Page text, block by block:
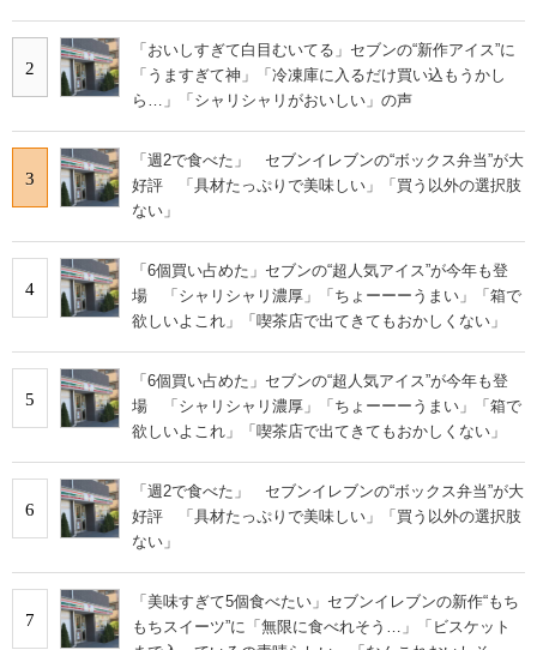
2
「おいしすぎて白目むいてる」セブンの“新作アイス”に
「うますぎて神」「冷凍庫に入るだけ買い込もうかし
ら…」「シャリシャリがおいしい」の声
3
「週2で食べた」 セブンイレブンの“ボックス弁当”が大
好評 「具材たっぷりで美味しい」「買う以外の選択肢
ない」
4
「6個買い占めた」セブンの“超人気アイス”が今年も登
場 「シャリシャリ濃厚」「ちょーーーうまい」「箱で
欲しいよこれ」「喫茶店で出てきてもおかしくない」
5
「6個買い占めた」セブンの“超人気アイス”が今年も登
場 「シャリシャリ濃厚」「ちょーーーうまい」「箱で
欲しいよこれ」「喫茶店で出てきてもおかしくない」
6
「週2で食べた」 セブンイレブンの“ボックス弁当”が大
好評 「具材たっぷりで美味しい」「買う以外の選択肢
ない」
7
「美味すぎて5個食べたい」セブンイレブンの新作“もち
もちスイーツ”に「無限に食べれそう…」「ビスケット